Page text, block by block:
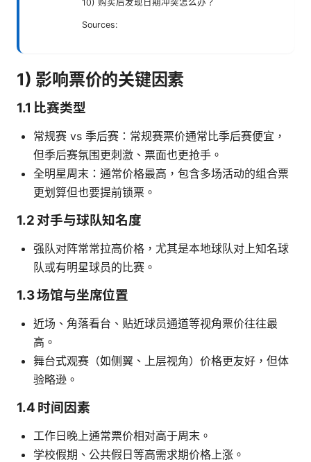
10) 购买后发现日期冲突怎么办？
Sources:
1) 影响票价的关键因素
1.1 比赛类型
常规赛 vs 季后赛：常规赛票价通常比季后赛便宜，
但季后赛氛围更刺激、票面也更抢手。
全明星周末：通常价格最高，包含多场活动的组合票
更划算但也要提前锁票。
1.2 对手与球队知名度
强队对阵常常拉高价格，尤其是本地球队对上知名球
队或有明星球员的比赛。
1.3 场馆与坐席位置
近场、角落看台、贴近球员通道等视角票价往往最
高。
舞台式观赛（如侧翼、上层视角）价格更友好，但体
验略逊。
1.4 时间因素
工作日晚上通常票价相对高于周末。
学校假期、公共假日等高需求期价格上涨。